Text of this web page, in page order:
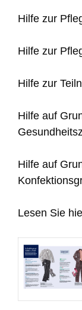
Hilfe zur
Hilfe zur
Hilfe zur
Hilfe auf
Hilfe auf
Lesen Sie